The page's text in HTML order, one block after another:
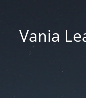
Vania